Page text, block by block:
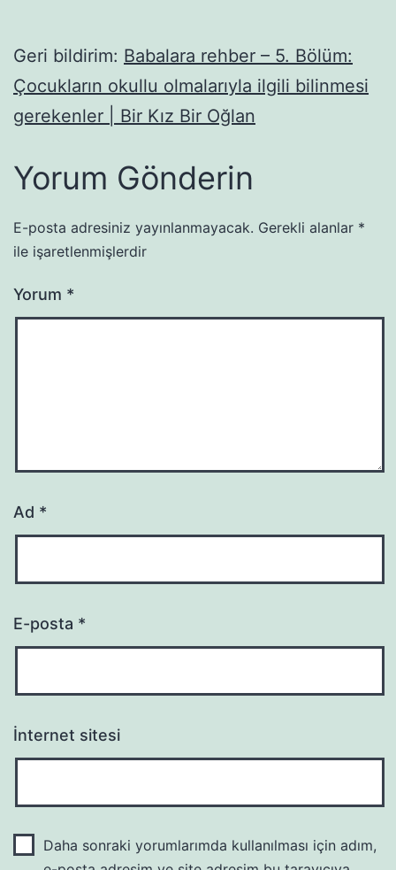
Geri bildirim: Babalara rehber – 5. Bölüm:
Çocukların okullu olmalarıyla ilgili bilinmesi
gerekenler | Bir Kız Bir Oğlan
Yorum Gönderin
E-posta adresiniz yayınlanmayacak. Gerekli alanlar *
ile işaretlenmişlerdir
Yorum *
Ad *
E-posta *
İnternet sitesi
Daha sonraki yorumlarımda kullanılması için adım,